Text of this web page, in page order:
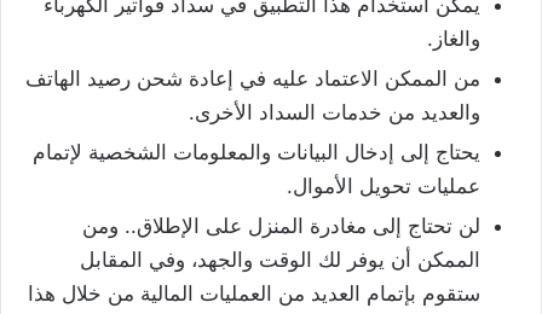
يمكن استخدام هذا التطبيق في سداد فواتير الكهرباء
والغاز.
من الممكن الاعتماد عليه في إعادة شحن رصيد الهاتف
والعديد من خدمات السداد الأخرى.
يحتاج إلى إدخال البيانات والمعلومات الشخصية لإتمام
عمليات تحويل الأموال.
لن تحتاج إلى مغادرة المنزل على الإطلاق.. ومن
الممكن أن يوفر لك الوقت والجهد، وفي المقابل
ستقوم بإتمام العديد من العمليات المالية من خلال هذا